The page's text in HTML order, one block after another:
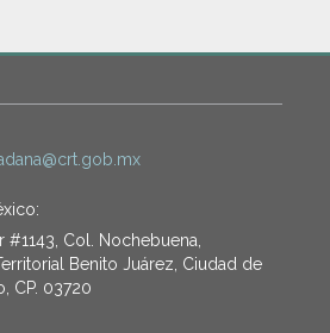
#1143, Col. Nochebuena,
Benito Juárez, Ciudad de
CP. 03720